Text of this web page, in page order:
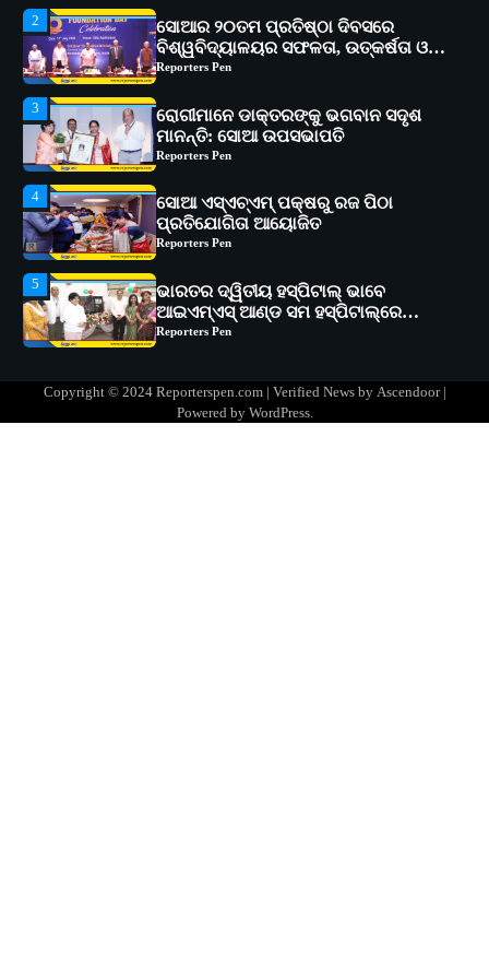
3
ରୋଗୀମାନେ ଡାକ୍ତରଙ୍କୁ ଭଗବାନ ସଦୃଶ
ମାନନ୍ତି: ସୋଆ ଉପସଭାପତି
Reporters Pen
4
ସୋଆ ଏସ୍‌ଏଚ୍‌ଏମ୍ ପକ୍ଷରୁ ରଜ ପିଠା
ପ୍ରତିଯୋଗିତା ଆୟୋଜିତ
Reporters Pen
5
ଭାରତର ଦ୍ୱିତୀୟ ହସ୍ପିଟାଲ୍ ଭାବେ
ଆଇଏମ୍‌ଏସ୍ ଆଣ୍ଡ ସମ ହସ୍ପିଟାଲ୍‌ରେ
ଅତ୍ୟାଧୁନିକ ଡିଜିସ୍କାନର ସ୍ଥାପନ
Reporters Pen
1
ସୋଆ ପକ୍ଷରୁ ରାୱେ କାର୍ଯ୍ୟକ୍ରମ ଅଧୀନରେ
୧୧ଟି ଗ୍ରାମରେ ୧୬ଟି କୃଷକ ପ୍ରଶିକ୍ଷଣ
କାର୍ଯ୍ୟକ୍ରମ ଆୟୋଜିତ
Reporters Pen
ବିଶ୍ୱବିଦ୍ୟାଳୟର ସଫଳତା, ଉତ୍କର୍ଷତା ଓ
ଅଗ୍ରଗତିର ସ୍ମୃତିଚାରଣ
Reporters Pen
Copyright © 2024 Reporterspen.com | Verified News by Ascendoor|
Powered by WordPress.